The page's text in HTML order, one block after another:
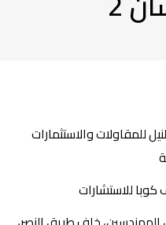
للمقاولات والاستثمارات
للاستشارات